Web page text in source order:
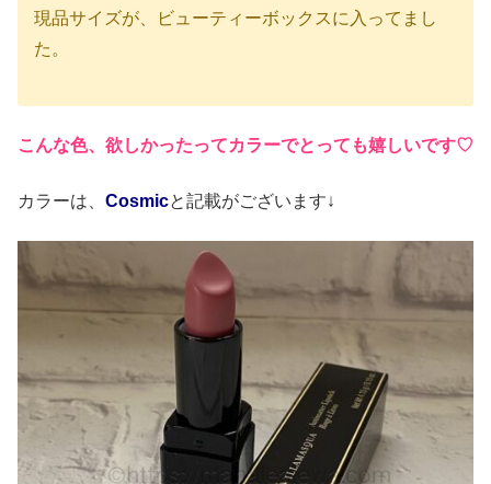
現品サイズが、ビューティーボックスに入ってまし
た。
こんな色、欲しかったってカラーでとっても嬉しいです♡
カラーは、 Cosmicと記載がございます↓